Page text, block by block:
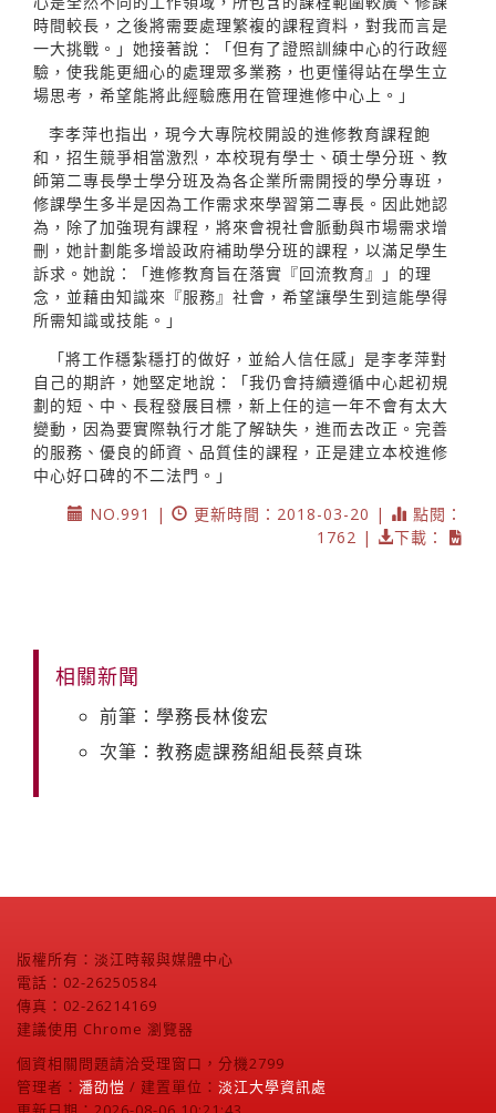
時間較長，之後將需要處理繁複的課程資料，對我而言是
一大挑戰。」她接著說：「但有了證照訓練中心的行政經
驗，使我能更細心的處理眾多業務，也更懂得站在學生立
場思考，希望能將此經驗應用在管理進修中心上。」
李孝萍也指出，現今大專院校開設的進修教育課程飽
和，招生競爭相當激烈，本校現有學士、碩士學分班、教
師第二專長學士學分班及為各企業所需開授的學分專班，
修課學生多半是因為工作需求來學習第二專長。因此她認
為，除了加強現有課程，將來會視社會脈動與市場需求增
刪，她計劃能多增設政府補助學分班的課程，以滿足學生
訴求。她說：「進修教育旨在落實『回流教育』」的理
念，並藉由知識來『服務』社會，希望讓學生到這能學得
所需知識或技能。」
「將工作穩紮穩打的做好，並給人信任感」是李孝萍對
自己的期許，她堅定地說：「我仍會持續遵循中心起初規
劃的短、中、長程發展目標，新上任的這一年不會有太大
變動，因為要實際執行才能了解缺失，進而去改正。完善
的服務、優良的師資、品質佳的課程，正是建立本校進修
中心好口碑的不二法門。」
NO.991 |
更新時間：2018-03-20 |
點閱：
1762 |
下載：
相關新聞
前筆：學務長林俊宏
次筆：教務處課務組組長蔡貞珠
版權所有：淡江時報與媒體中心
電話：02-26250584
傳真：02-26214169
建議使用 Chrome 瀏覽器
個資相關問題請洽受理窗口，分機2799
管理者： 潘劭愷 / 建置單位： 淡江大學資訊處